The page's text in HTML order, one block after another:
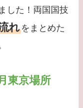
した！両国国技
れをまとめた
東京場所